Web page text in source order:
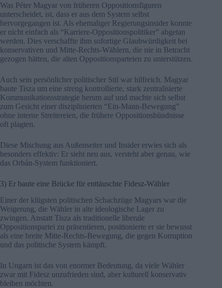
Was Péter Magyar von früheren Oppositionsfiguren
unterscheidet, ist, dass er aus dem System selbst
hervorgegangen ist. Als ehemaliger Regierungsinsider konnte
er nicht einfach als “Karriere-Oppositionspolitiker” abgetan
werden. Dies verschaffte ihm sofortige Glaubwürdigkeit bei
konservativen und Mitte-Rechts-Wählern, die nie in Betracht
gezogen hätten, die alten Oppositionsparteien zu unterstützen.
Auch sein persönlicher politischer Stil war hilfreich. Magyar
baute Tisza um eine streng kontrollierte, stark zentralisierte
Kommunikationsstrategie herum auf und machte sich selbst
zum Gesicht einer disziplinierten “Ein-Mann-Bewegung”
ohne interne Streitereien, die frühere Oppositionsbündnisse
oft plagten.
Diese Mischung aus Außenseiter und Insider erwies sich als
besonders effektiv: Er sieht neu aus, versteht aber genau, wie
das Orbán-System funktioniert.
3) Er baute eine Brücke für enttäuschte Fidesz-Wähler
Einer der klügsten politischen Schachzüge Magyars war die
Weigerung, die Wähler in alte ideologische Lager zu
zwingen. Anstatt Tisza als traditionelle liberale
Oppositionspartei zu präsentieren, positionierte er sie bewusst
als eine breite Mitte-Rechts-Bewegung, die gegen Korruption
und das politische System kämpft.
In Ungarn ist das von enormer Bedeutung, da viele Wähler
zwar mit Fidesz unzufrieden sind, aber kulturell konservativ
bleiben möchten.